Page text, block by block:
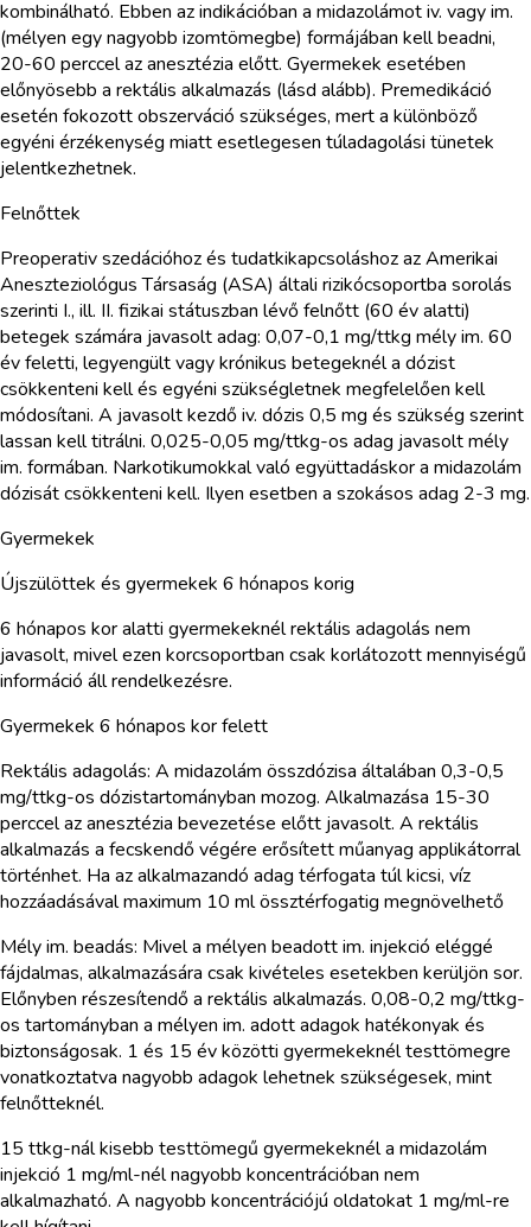
kombinálható. Ebben az indikációban a midazolámot iv. vagy im.
(mélyen egy nagyobb izomtömegbe) formájában kell beadni,
20-60 perccel az anesztézia előtt. Gyermekek esetében
előnyösebb a rektális alkalmazás (lásd alább). Premedikáció
esetén fokozott obszerváció szükséges, mert a különböző
egyéni érzékenység miatt esetlegesen túladagolási tünetek
jelentkezhetnek.
Felnőttek
Preoperativ szedációhoz és tudatkikapcsoláshoz az Amerikai
Aneszteziológus Társaság (ASA) általi rizikócsoportba sorolás
szerinti I., ill. II. fizikai státuszban lévő felnőtt (60 év alatti)
betegek számára javasolt adag: 0,07-0,1 mg/ttkg mély im. 60
év feletti, legyengült vagy krónikus betegeknél a dózist
csökkenteni kell és egyéni szükségletnek megfelelően kell
módosítani. A javasolt kezdő iv. dózis 0,5 mg és szükség szerint
lassan kell titrálni. 0,025-0,05 mg/ttkg-os adag javasolt mély
im. formában. Narkotikumokkal való együttadáskor a midazolám
dózisát csökkenteni kell. Ilyen esetben a szokásos adag 2-3 mg.
Gyermekek
Újszülöttek és gyermekek 6 hónapos korig
6 hónapos kor alatti gyermekeknél rektális adagolás nem
javasolt, mivel ezen korcsoportban csak korlátozott mennyiségű
információ áll rendelkezésre.
Gyermekek 6 hónapos kor felett
Rektális adagolás: A midazolám összdózisa általában 0,3-0,5
mg/ttkg-os dózistartományban mozog. Alkalmazása 15-30
perccel az anesztézia bevezetése előtt javasolt. A rektális
alkalmazás a fecskendő végére erősített műanyag applikátorral
történhet. Ha az alkalmazandó adag térfogata túl kicsi, víz
hozzáadásával maximum 10 ml össztérfogatig megnövelhető
Mély im. beadás: Mivel a mélyen beadott im. injekció eléggé
fájdalmas, alkalmazására csak kivételes esetekben kerüljön sor.
Előnyben részesítendő a rektális alkalmazás. 0,08-0,2 mg/ttkg-
os tartományban a mélyen im. adott adagok hatékonyak és
biztonságosak. 1 és 15 év közötti gyermekeknél testtömegre
vonatkoztatva nagyobb adagok lehetnek szükségesek, mint
felnőtteknél.
15 ttkg-nál kisebb testtömegű gyermekeknél a midazolám
injekció 1 mg/ml-nél nagyobb koncentrációban nem
alkalmazható. A nagyobb koncentrációjú oldatokat 1 mg/ml-re